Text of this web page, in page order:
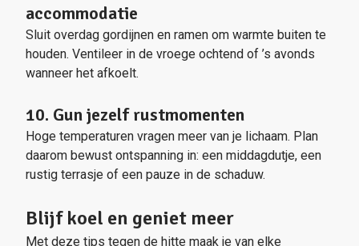
accommodatie
Sluit overdag gordijnen en ramen om warmte buiten te
houden. Ventileer in de vroege ochtend of ’s avonds
wanneer het afkoelt.
10. Gun jezelf rustmomenten
Hoge temperaturen vragen meer van je lichaam. Plan
daarom bewust ontspanning in: een middagdutje, een
rustig terrasje of een pauze in de schaduw.
Blijf koel en geniet meer
Met deze tips tegen de hitte maak je van elke